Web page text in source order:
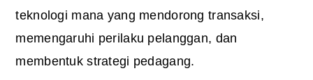
teknologi mana yang mendorong transaksi,
memengaruhi perilaku pelanggan, dan
membentuk strategi pedagang.